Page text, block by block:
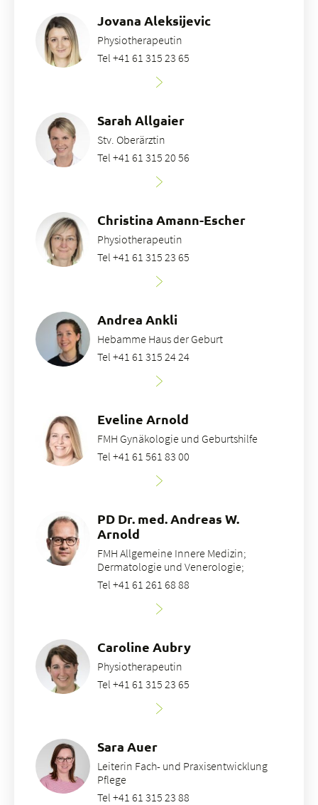
Jovana Aleksijevic
Physiotherapeutin
Tel +41 61 315 23 65
Sarah Allgaier
Stv. Oberärztin
Tel +41 61 315 20 56
Christina Amann-Escher
Physiotherapeutin
Tel +41 61 315 23 65
Andrea Ankli
Hebamme Haus der Geburt
Tel +41 61 315 24 24
Eveline Arnold
FMH Gynäkologie und Geburtshilfe
Tel +41 61 561 83 00
PD Dr. med. Andreas W.
Arnold
FMH Allgemeine Innere Medizin;
Dermatologie und Venerologie;
Tel +41 61 261 68 88
Caroline Aubry
Physiotherapeutin
Tel +41 61 315 23 65
Sara Auer
Leiterin Fach- und Praxisentwicklung
Pflege
Tel +41 61 315 23 88